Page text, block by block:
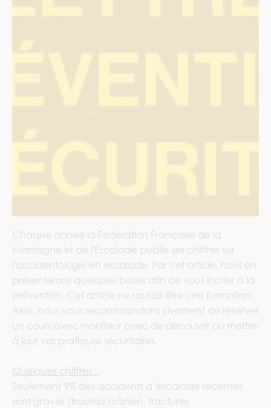
Chaque année la Fédération Française de la
Montagne et de l'Escalade publie ses chiffres sur
l'accidentologie en escalade. Par cet article, nous en
présenterons quelques bases afin de vous inciter à la
prévention. Cet article ne saurait être une formation.
Ainsi, nous vous recommandons vivement de réserver
un cours avec moniteur avec de découvrir ou mettre
à jour vos pratiques sécuritaires.
Quelques chiffres :
Seulement 9% des accidents d’escalade recensés
sont graves (trauma crânien, fractures